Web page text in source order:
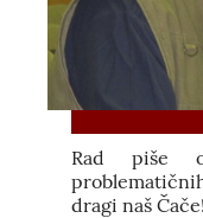
Rad piše
dragi naš Čače!